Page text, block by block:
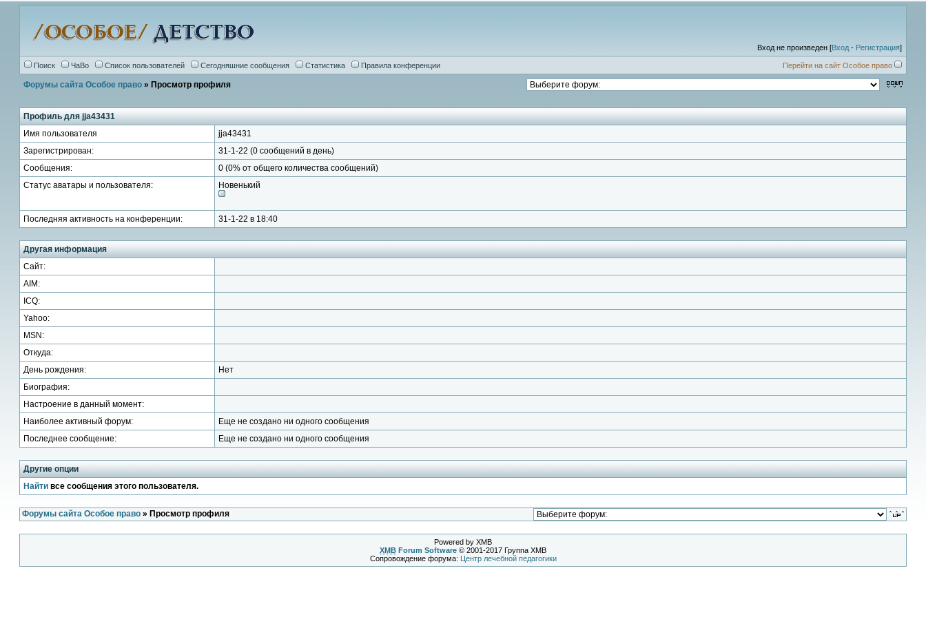
Вход не произведен [Вход - Регистрация]
Поиск ЧаВо Список пользователей Сегодняшние сообщения Статистика Правила конференции Перейти на сайт Особое право
Форумы сайта Особое право » Просмотр профиля
Профиль для jja43431
Имя пользователя
jja43431
Зарегистрирован:
31-1-22 (0 сообщений в день)
Сообщения:
0 (0% от общего количества сообщений)
Статус аватары и пользователя:
Новенький
Последняя активность на конференции: 31-1-22 в 18:40
Другая информация
Сайт:
AIM:
ICQ:
Yahoo:
MSN:
Откуда:
День рождения:
Нет
Биография:
Настроение в данный момент:
Наиболее активный форум:
Еще не создано ни одного сообщения
Последнее сообщение:
Еще не создано ни одного сообщения
Другие опции
Найти все сообщения этого пользователя.
Форумы сайта Особое право » Просмотр профиля
Powered by XMB
XMB Forum Software © 2001-2017 Группа XMB
Сопровождение форума: Центр лечебной педагогики